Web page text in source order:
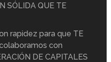
SÓLIDA QUE TE
rapidez para que TE
con
DE CAPITALES